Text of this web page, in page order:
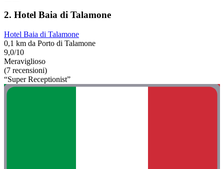
2. Hotel Baia di Talamone
Hotel Baia di Talamone
0,1 km da Porto di Talamone
9,0/10
Meraviglioso
(7 recensioni)
“Super Receptionist”